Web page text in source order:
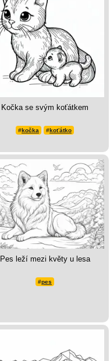
Kočka se svým koťátkem
#kočka #koťátko
Pes leží mezi květy u lesa
#pes